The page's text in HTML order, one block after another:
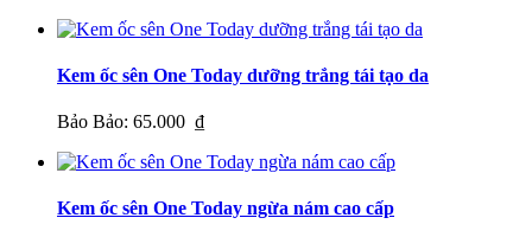
Kem ốc sên One Today dưỡng trắng tái tạo da
Bảo Bảo: 65.000 ₫
Kem ốc sên One Today ngừa nám cao cấp